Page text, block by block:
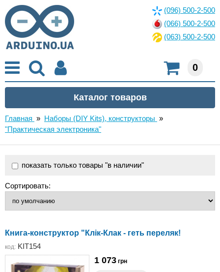
(096) 500-2-500
(066) 500-2-500
(063) 500-2-500
0
Главная » Наборы (DIY Kits), конструкторы »
"Практическая электроника"
показать только товары "в наличии"
Сортировать:
Книга-конструктор "Клік-Клак - геть переляк!
код: KIT154
1 073 грн